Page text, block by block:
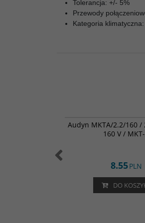
Tolerancja: +/- 5%
Przewody
Kategoria
Audyn MKTA/2.2/160 /
160 V /
8.55PLN
DO